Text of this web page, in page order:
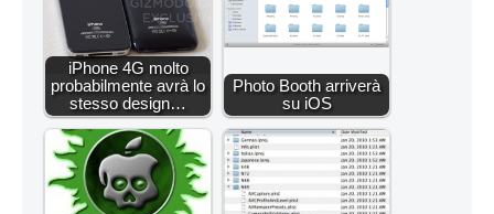
iPhone 4G molto
probabilmente avrà lo
stesso design…
Photo Booth arriverà
su iOS